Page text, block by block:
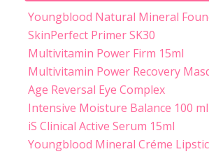
Youngblood Natural Mineral
SkinPerfect Primer SK30
Multivitamin Power Firm 15ml
Multivitamin Power Recovery
Age Reversal Eye Complex
Intensive Moisture Balance 100 ml
iS Clinical Active Serum 15ml
Youngblood Mineral Créme